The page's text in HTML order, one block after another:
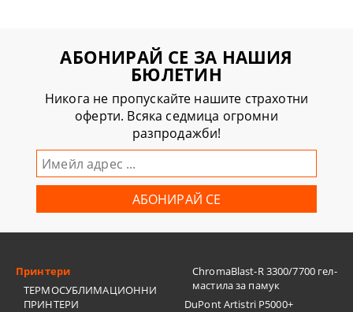
АБОНИРАЙ СЕ ЗА НАШИЯ
БЮЛЕТИН
Никога не пропускайте нашите страхотни
оферти. Всяка седмица огромни
разпродажби!
Принтери
ТЕРМОСУБЛИМАЦИОННИ
ПРИНТЕРИ
ChromaBlast-R 3300/7700 гел-
мастила за памук
DuPont Artistri P5000+